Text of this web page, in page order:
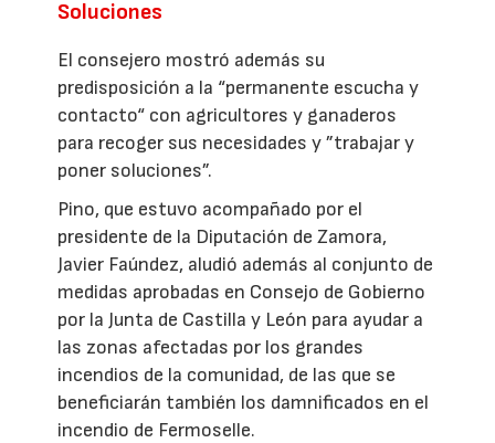
Soluciones
El consejero mostró además su
predisposición a la “permanente escucha y
contacto“ con agricultores y ganaderos
para recoger sus necesidades y ”trabajar y
poner soluciones”.
Pino, que estuvo acompañado por el
presidente de la Diputación de Zamora,
Javier Faúndez, aludió además al conjunto de
medidas aprobadas en Consejo de Gobierno
por la Junta de Castilla y León para ayudar a
las zonas afectadas por los grandes
incendios de la comunidad, de las que se
beneficiarán también los damnificados en el
incendio de Fermoselle.